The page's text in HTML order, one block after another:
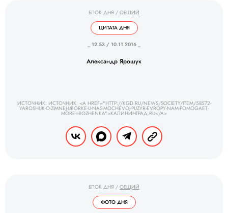
БЛОК ДНЯ / ОБЩИЙ
ЦИТАТА ДНЯ
_ 12.53 / 10.11.2016 _
Александр Ярошук
ИСТОЧНИК: ИСТОЧНИК: <A HREF="HTTP://KGD.RU/NEWS/SOCIETY/ITEM/58572-
YAROSHUK-O-ZIMNEJ-UBORKE-U-NAS-MOCHEVOJ-PUZYR-EVROPY-NAM-POMOGAET-
MORE-I-BOZHENKA">КАЛИНИНГРАД.RU</A>
БЛОК ДНЯ / ОБЩИЙ
ФОТО ДНЯ